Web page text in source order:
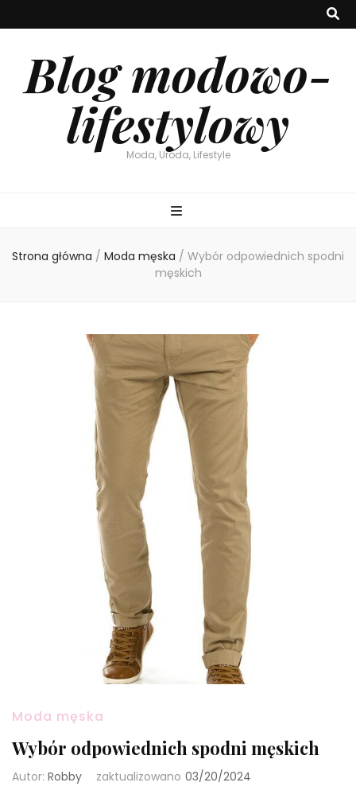
Blog modowo-
lifestylowy
Moda, Uroda, Lifestyle
Strona główna / Moda męska / Wybór odpowiednich spodni
męskich
Moda męska
Wybór odpowiednich spodni męskich
Autor: Robby zaktualizowano 03/20/2024